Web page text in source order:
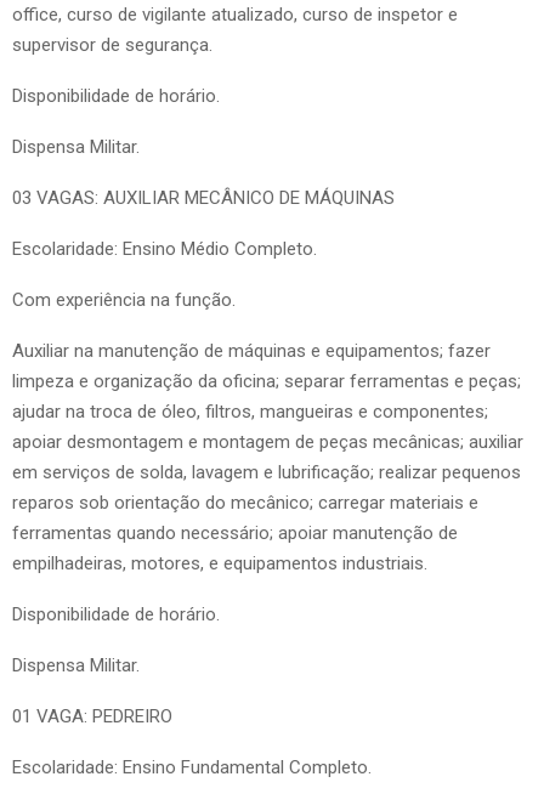
office, curso de vigilante atualizado, curso de inspetor e
supervisor de segurança.
Disponibilidade de horário.
Dispensa Militar.
03 VAGAS: AUXILIAR MECÂNICO DE MÁQUINAS
Escolaridade: Ensino Médio Completo.
Com experiência na função.
Auxiliar na manutenção de máquinas e equipamentos; fazer
limpeza e organização da oficina; separar ferramentas e peças;
ajudar na troca de óleo, filtros, mangueiras e componentes;
apoiar desmontagem e montagem de peças mecânicas; auxiliar
em serviços de solda, lavagem e lubrificação; realizar pequenos
reparos sob orientação do mecânico; carregar materiais e
ferramentas quando necessário; apoiar manutenção de
empilhadeiras, motores, e equipamentos industriais.
Disponibilidade de horário.
Dispensa Militar.
01 VAGA: PEDREIRO
Escolaridade: Ensino Fundamental Completo.